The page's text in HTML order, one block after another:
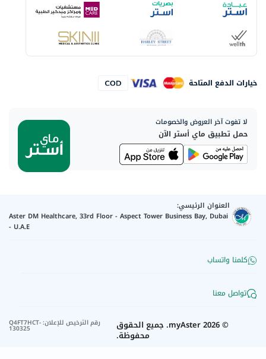
خيارات الدفع المتاحة
لا تفوت آخر العروض والخصومات
حمل تطبيق ماي أستر الآن
العنوان الرئيسي:
Aster DM Healthcare, 33rd Floor - Aspect Tower Business Bay, Dubai
- U.A.E
كلمنا واتساب
تواصل معنا
©
2026
myAster. جميع الحقوق
محفوظة.
رقم الترخيص للإعلان:
Q4FT7HCT-
130325